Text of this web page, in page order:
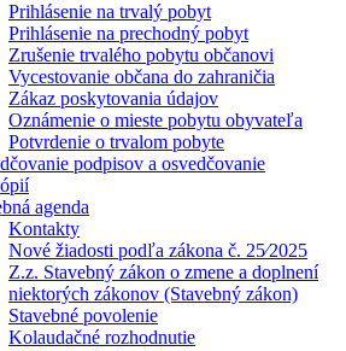
Prihlásenie na trvalý pobyt
Prihlásenie na prechodný pobyt
Zrušenie trvalého pobytu občanovi
Vycestovanie občana do zahraničia
Zákaz poskytovania údajov
Oznámenie o mieste pobytu obyvateľa
Potvrdenie o trvalom pobyte
podpisov a osvedčovanie
agenda
Kontakty
Nové žiadosti podľa zákona č. 25⁄2025
Z.z. Stavebný zákon o zmene a doplnení
niektorých zákonov (Stavebný zákon)
Stavebné povolenie
Kolaudačné rozhodnutie